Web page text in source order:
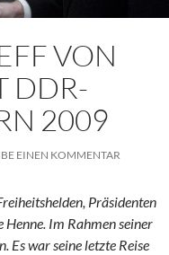
VON
DDR-
2009
EINEN KOMMENTAR
Präsidenten
Im Rahmen seiner
Es war seine letzte Reise